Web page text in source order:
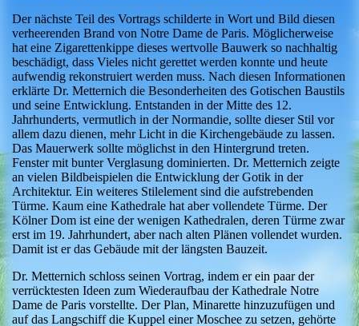
Der nächste Teil des Vortrags schilderte in Wort und Bild diesen
verheerenden Brand von Notre Dame de Paris. Möglicherweise
hat eine Zigarettenkippe dieses wertvolle Bauwerk so nachhaltig
beschädigt, dass Vieles nicht gerettet werden konnte und heute
aufwendig rekonstruiert werden muss. Nach diesen Informationen
erklärte Dr. Metternich die Besonderheiten des Gotischen Baustils
und seine Entwicklung. Entstanden in der Mitte des 12.
Jahrhunderts, vermutlich in der Normandie, sollte dieser Stil vor
allem dazu dienen, mehr Licht in die Kirchengebäude zu lassen.
Das Mauerwerk sollte möglichst in den Hintergrund treten.
Fenster mit bunter Verglasung dominierten. Dr. Metternich zeigte
an vielen Bildbeispielen die Entwicklung der Gotik in der
Architektur. Ein weiteres Stilelement sind die aufstrebenden
Türme. Kaum eine Kathedrale hat aber vollendete Türme. Der
Kölner Dom ist eine der wenigen Kathedralen, deren Türme zwar
erst im 19. Jahrhundert, aber nach alten Plänen vollendet wurden.
Damit ist er das Gebäude mit der längsten Bauzeit.
Dr. Metternich schloss seinen Vortrag, indem er ein paar der
verrücktesten Ideen zum Wiederaufbau der Kathedrale Notre
Dame de Paris vorstellte. Der Plan, Minarette hinzuzufügen und
auf das Langschiff die Kuppel einer Moschee zu setzen, gehörte